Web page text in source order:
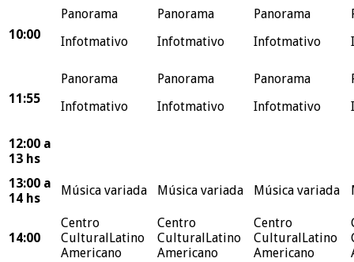
10:00
Panorama
Infotmativo
Panorama
Infotmativo
Panorama
Infotmativo
11:55
Panorama
Infotmativo
Panorama
Infotmativo
Panorama
Infotmativo
12:00 a
13 hs
13:00 a
14 hs
Música variada Música variada Música variada
14:00
Centro
CulturalLatino
Americano
Centro
CulturalLatino
Americano
Centro
CulturalLatino
Americano